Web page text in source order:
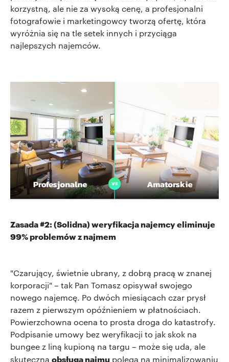
korzystną, ale nie za wysoką cenę, a profesjonalni
fotografowie i marketingowcy tworzą ofertę, która
wyróżnia się na tle setek innych i przyciąga
najlepszych najemców.
Zasada #2: (Solidna) weryfikacja najemcy eliminuje
99% problemów z najmem
"Czarujący, świetnie ubrany, z dobrą pracą w znanej
korporacji" – tak Pan Tomasz opisywał swojego
nowego najemcę. Po dwóch miesiącach czar prysł
razem z pierwszym opóźnieniem w płatnościach.
Powierzchowna ocena to prosta droga do katastrofy.
Podpisanie umowy bez weryfikacji to jak skok na
bungee z liną kupioną na targu – może się uda, ale
skuteczna obsługa najmu polega na minimalizowaniu